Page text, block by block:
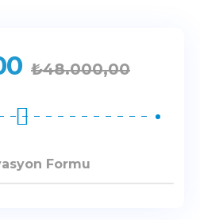
₺48.000,00
Formu